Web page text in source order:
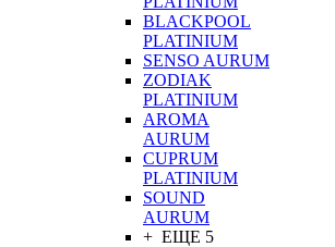
BLACKPOOL
PLATINIUM
SENSO AURUM
ZODIAK
PLATINIUM
AROMA
AURUM
CUPRUM
PLATINIUM
SOUND
AURUM
+ ЕЩЕ 5